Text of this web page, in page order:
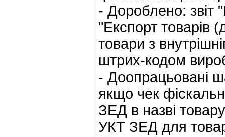
- Дороблено: звіт
"Експорт товарів
товари з
штрих-кодом
- Доопрацьовані
якщо чек
ЗЕД в назві
УКТ ЗЕД для